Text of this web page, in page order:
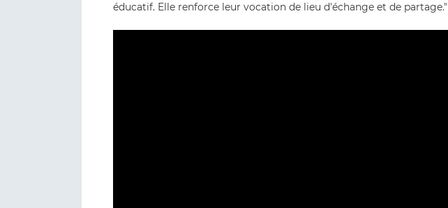
éducatif. Elle renforce leur vocation de lieu d'échange et de partage."